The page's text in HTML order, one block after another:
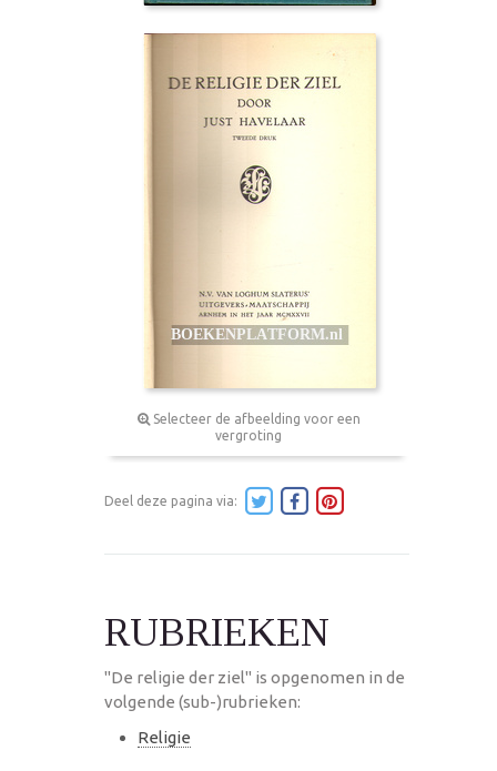
Selecteer de afbeelding voor een
vergroting
Deel deze pagina via:
RUBRIEKEN
"De religie der ziel" is opgenomen in de
volgende (sub-)rubrieken:
Religie